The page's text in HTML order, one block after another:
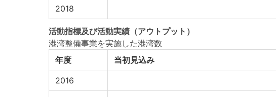
2018
活動指標及び活動実績 （アウトプット）
港湾整備事業を実施した港湾数
年度
当初見込み
2016